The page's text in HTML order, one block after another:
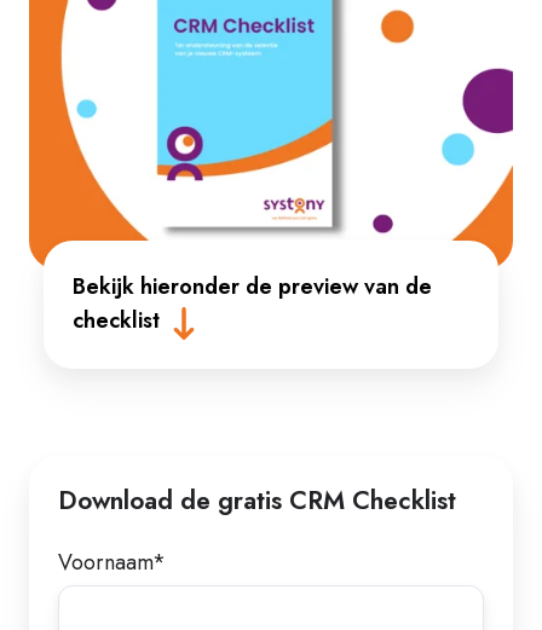
Bekijk hieronder de preview van de
checklist
Download de gratis CRM Checklist
Voornaam*